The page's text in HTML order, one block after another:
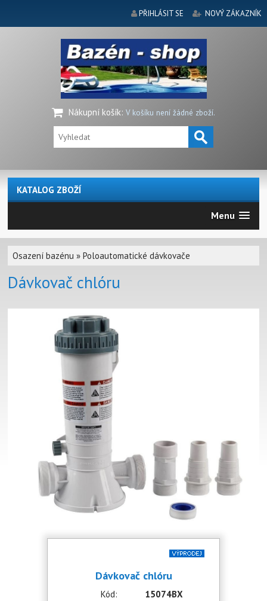
PŘIHLÁSIT SE NOVÝ ZÁKAZNÍK
Nákupní košík: V košíku není žádné zboží.
KATALOG ZBOŽÍ
Menu
Osazení bazénu »Poloautomatické dávkovače
Dávkovač chlóru
Dávkovač chlóru
Kód:
15074BX